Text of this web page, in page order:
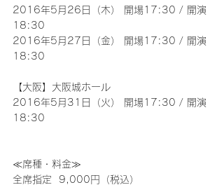
2016年5月26日（木） 開場17:30 / 開演
18:30
2016年5月27日（金） 開場17:30 / 開演
18:30
【大阪】大阪城ホール
2016年5月31日（火） 開場17:30 / 開演
18:30
≪席種・料金≫
全席指定  9,000円（税込）